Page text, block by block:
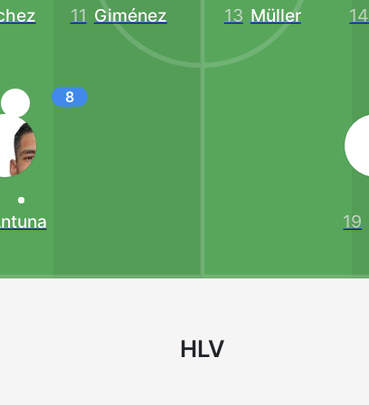
8
11 Giménez 14
19
13 Müller
HLV